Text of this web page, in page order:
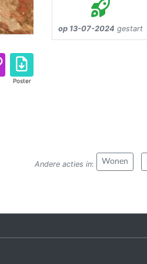
Poster
op 13-07-2024 gestart
Andere acties in: Wonen